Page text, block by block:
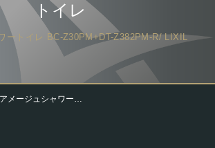
アメージュシャワートイレ BC-Z30PM+DT-Z382PM-R
トイレ
ートイレ BC-Z30PM+DT-Z382PM-R/ LIXIL